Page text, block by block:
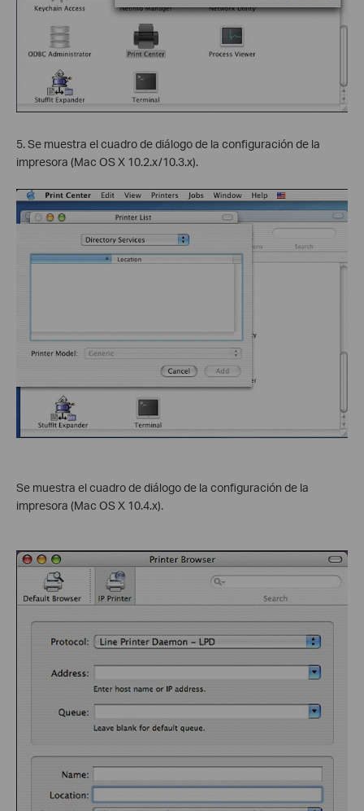
5. Se muestra el cuadro de diálogo de la configuración de la
impresora (Mac OS X 10.2.x/10.3.x).
Se muestra el cuadro de diálogo de la configuración de la
impresora (Mac OS X 10.4.x).